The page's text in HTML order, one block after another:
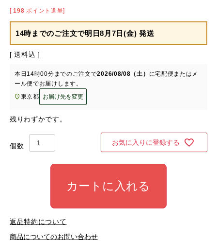
[ 198 ポイント進呈]
14時までのご注文で明日8月7日(金) 発送
送料込
本日 14時00分 までのご注文で2026/08/08（土） に宅配便またはメ
ール便でお届けします。
東京都
お届け先を変更
残りわずかです。
お気に入りに登録する
カートに入れる
返品特約について
商品についてのお問い合わせ